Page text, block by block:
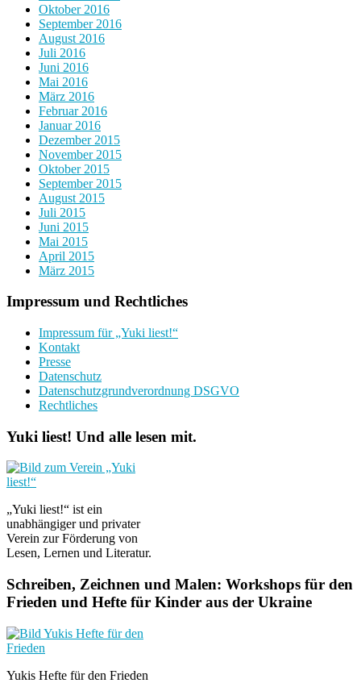
Oktober 2016
September 2016
August 2016
Juli 2016
Juni 2016
Mai 2016
März 2016
Februar 2016
Januar 2016
Dezember 2015
November 2015
Oktober 2015
September 2015
August 2015
Juli 2015
Juni 2015
Mai 2015
April 2015
März 2015
Impressum und Rechtliches
Impressum für „Yuki liest!“
Kontakt
Presse
Datenschutz
Datenschutzgrundverordnung DSGVO
Rechtliches
Yuki liest! Und alle lesen mit.
„Yuki liest!“ ist ein
unabhängiger und privater
Verein zur Förderung von
Lesen, Lernen und Literatur.
Schreiben, Zeichnen und Malen: Workshops für den
Frieden und Hefte für Kinder aus der Ukraine
Yukis Hefte für den Frieden